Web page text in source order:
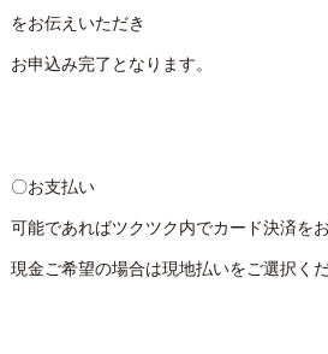
をお伝えいただき
お申込み完了となります。
〇お支払い
可能であればツクツク内でカード決済を
現金ご希望の場合は現地払いをご選択くだ